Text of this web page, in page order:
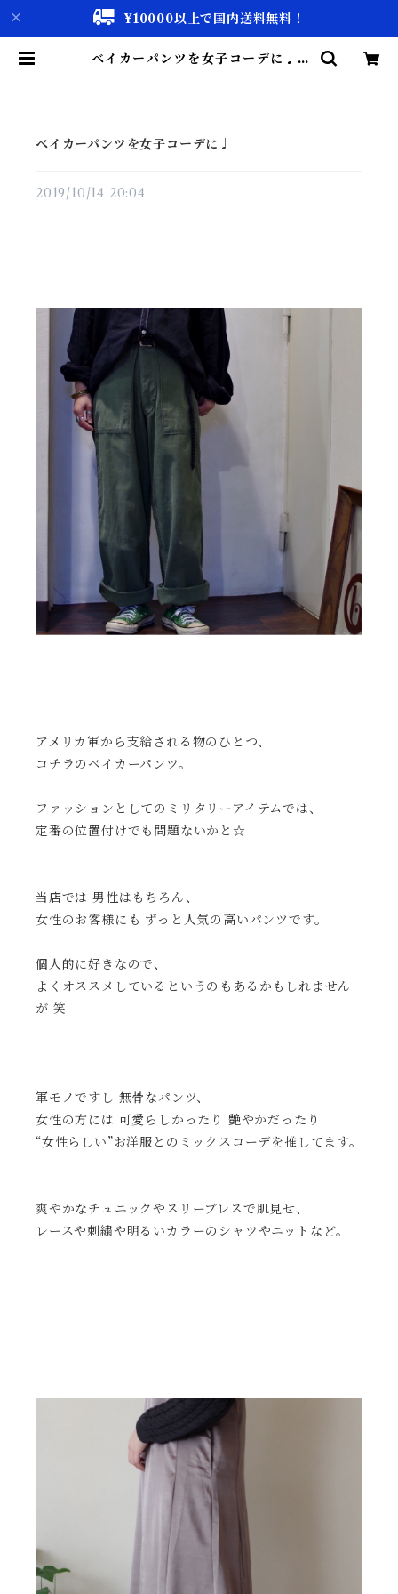
¥10000以上で国内送料無料！
ベイカーパンツを女子コーデに♩ |
ベイカーパンツを女子コーデに♩
2019/10/14 20:04
アメリカ軍から支給される物のひとつ、
コチラのベイカーパンツ。
ファッションとしてのミリタリーアイテムでは、
定番の位置付けでも問題ないかと☆
当店では 男性はもちろん、
女性のお客様にも ずっと人気の高いパンツです。
個人的に好きなので、
よくオススメしているというのもあるかもしれません
が 笑
軍モノですし 無骨なパンツ、
女性の方には 可愛らしかったり 艶やかだったり
“女性らしい”お洋服とのミックスコーデを推してます。
爽やかなチュニックやスリーブレスで肌見せ、
レースや刺繍や明るいカラーのシャツやニットなど。